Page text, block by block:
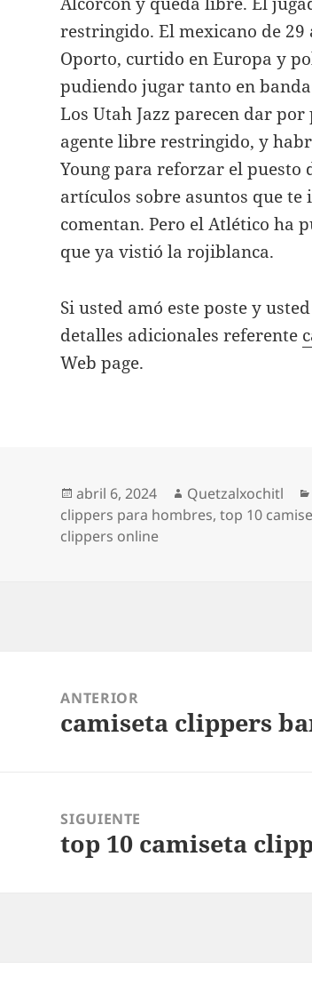
restringido. El mexicano de
Oporto, curtido en Europa y
pudiendo jugar tanto en
Los Utah Jazz parecen dar
agente libre restringido, y
Young para reforzar el puesto
artículos sobre asuntos que
comentan. Pero el Atlético ha
que ya vistió la rojiblanca.
Si usted amó este poste y
detalles adicionales referente
Web page.
Publicado
el
abril 6, 2024 Autor
Quetzalxochitl
clippers para hombres,top 10
clippers online
entradas
ANTERIOR
Entrada
camiseta clippers
SIGUIENTE
Entrada
top 10 camiseta